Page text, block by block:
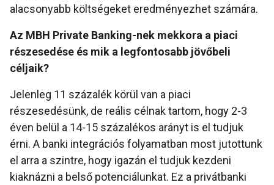
alacsonyabb költségeket eredményezhet számára.
Az MBH Private Banking-nek mekkora a piaci
részesedése és mik a legfontosabb jövőbeli
céljaik?
Jelenleg 11 százalék körül van a piaci
részesedésünk, de reális célnak tartom, hogy 2-3
éven belül a 14-15 százalékos arányt is el tudjuk
érni. A banki integrációs folyamatban most jutottunk
el arra a szintre, hogy igazán el tudjuk kezdeni
kiaknázni a belső potenciálunkat. Ez a privátbanki